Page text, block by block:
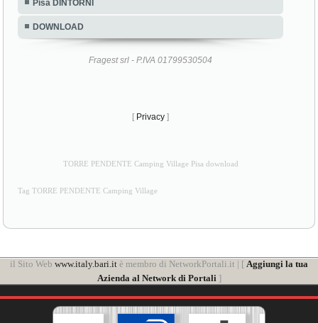
Pisa DINTORNI
DOWNLOAD
Fragest srl - P.IVA 01799530504
[ Privacy ]
TORRE PENDENTE Camping Village Pisa download
Tag TORRE PENDENTE Camping Village
il Sito Web www.italy.bari.it è membro di NetworkPortali.it | [ Aggiungi la tua
Azienda al Network di Portali ]